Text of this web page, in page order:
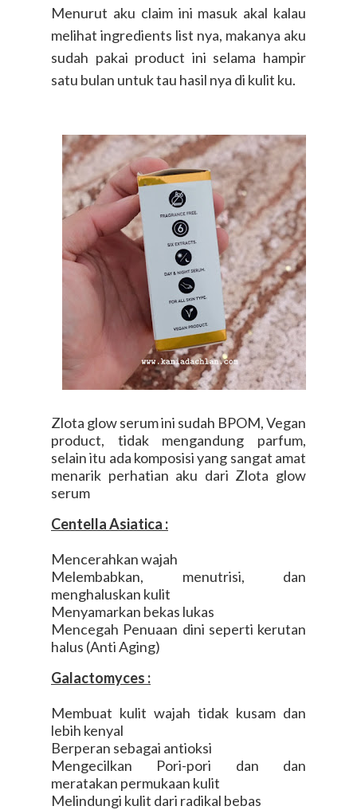
Menurut aku claim ini masuk akal kalau
melihat ingredients list nya, makanya aku
sudah pakai product ini selama hampir
satu bulan untuk tau hasil nya di kulit ku.
Zlota glow serum ini sudah BPOM, Vegan
product, tidak mengandung parfum,
selain itu ada komposisi yang sangat amat
menarik perhatian aku dari Zlota glow
serum
Centella Asiatica :
Mencerahkan wajah
Melembabkan, menutrisi, dan
menghaluskan kulit
Menyamarkan bekas lukas
Mencegah Penuaan dini seperti kerutan
halus (Anti Aging)
Galactomyces :
Membuat kulit wajah tidak kusam dan
lebih kenyal
Berperan sebagai antioksi
Mengecilkan Pori-pori dan dan
meratakan permukaan kulit
Melindungi kulit dari radikal bebas